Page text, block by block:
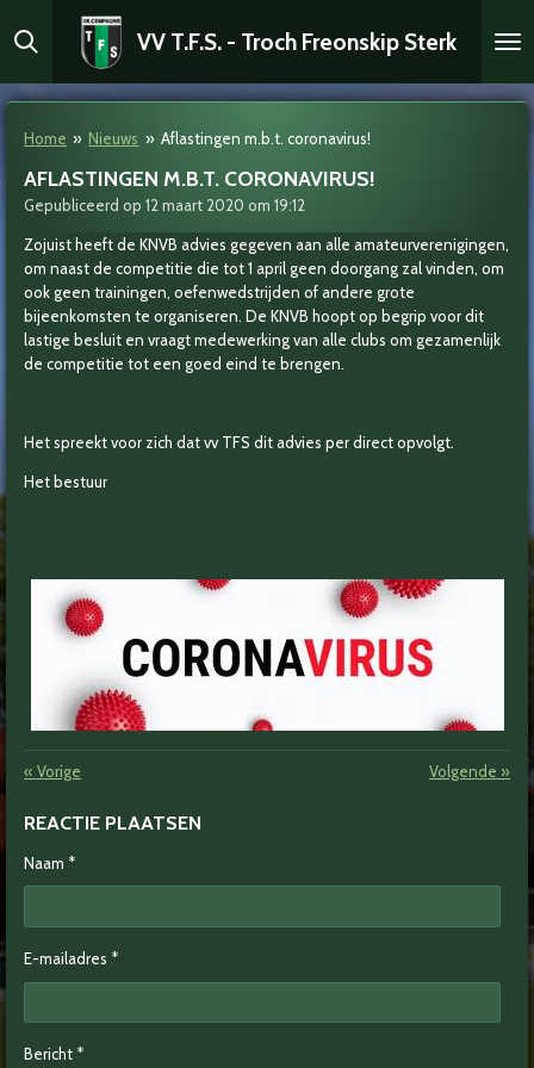
direct
de
VV T.F.S. - Troch Freonskip Sterk
Home » Nieuws » Aflastingen m.b.t. coronavirus!
AFLASTINGEN M.B.T. CORONAVIRUS!
Gepubliceerd op 12 maart 2020 om 19:12
Zojuist heeft de KNVB advies gegeven aan alle amateurverenigingen,
om naast de competitie die tot 1 april geen doorgang zal vinden, om
ook geen trainingen, oefenwedstrijden of andere grote
bijeenkomsten te organiseren. De KNVB hoopt op begrip voor dit
lastige besluit en vraagt medewerking van alle clubs om gezamenlijk
de competitie tot een goed eind te brengen.
Het spreekt voor zich dat vv TFS dit advies per direct opvolgt.
Het bestuur
« Vorige Volgende »
REACTIE PLAATSEN
Naam *
E-mailadres *
Bericht *